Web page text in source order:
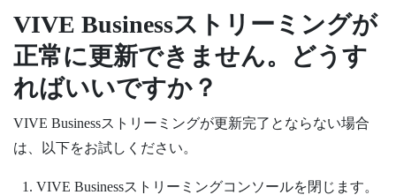
VIVE Businessストリーミングが
正常に更新できません。どうす
ればいいですか？
VIVE Businessストリーミングが更新完了とならない場合
は、以下をお試しください。
VIVE Businessストリーミングコンソールを閉じます。